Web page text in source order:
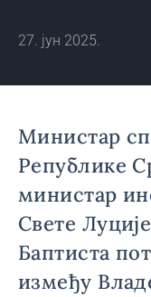
27. јун 2025.
Министар
Републике
министар
Свете
Баптиста
између